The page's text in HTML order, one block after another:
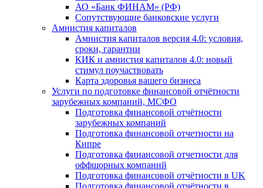
АО «Банк ФИНАМ» (РФ)
Сопутствующие банковские услуги
Амнистия капиталов
Амнистия капиталов версия 4.0: условия,
сроки, гарантии
КИК и амнистия капиталов 4.0: новый
стимул поучаствовать
Карта здоровья вашего бизнеса
Услуги по подготовке финансовой отчётности
зарубежных компаний, МСФО
Подготовка финансовой отчётности
зарубежных компаний
Подготовка финансовой отчетности на
Кипре
Подготовка финансовой отчетности для
оффшорных компаний
Подготовка финансовой отчётности в UK
Подготовка финансовой отчётности в